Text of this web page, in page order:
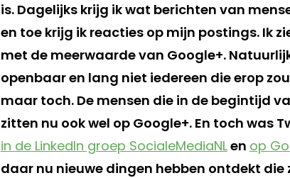
is. Dagelijks krijg ik wat berichten van
en toe krijg ik reacties op mijn postings. Ik
met de meerwaarde van Google+.
openbaar en lang niet iedereen die erop
maar toch. De mensen die in de begintijd
zitten nu ook wel op Google+. En toch was
in de LinkedIn groep SocialeMediaNLen op
daar nu nieuwe dingen hebben ontdekt